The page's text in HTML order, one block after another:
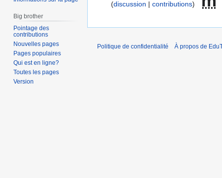
discussion contributions
Big brother
Pointage des
contributions
Nouvelles pages
Pages populaires
Qui est en ligne?
Toutes les pages
Version
Politique de confidentialité À propos de